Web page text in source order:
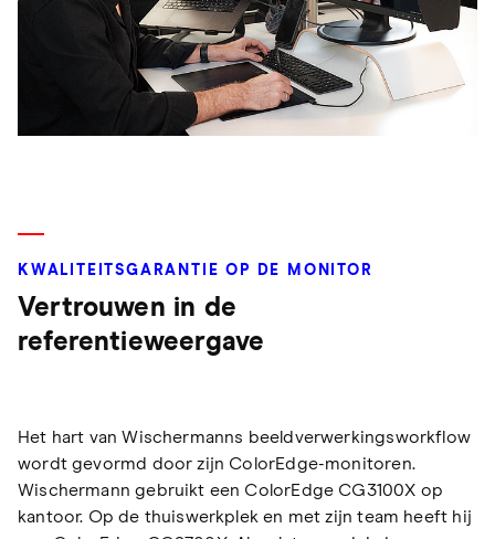
KWALITEITSGARANTIE OP DE MONITOR
Vertrouwen in de
referentieweergave
Het hart van Wischermanns beeldverwerkingsworkflow
wordt gevormd door zijn ColorEdge-monitoren.
Wischermann gebruikt een ColorEdge CG3100X op
kantoor. Op de thuiswerkplek en met zijn team heeft hij